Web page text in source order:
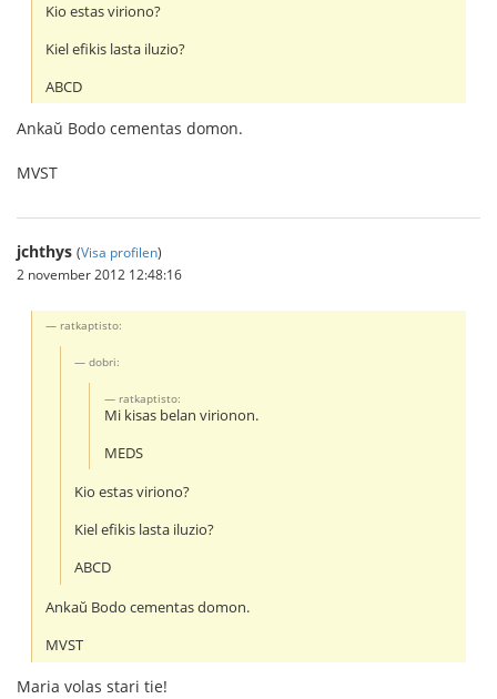
Kio estas viriono?
Kiel efikis lasta iluzio?
ABCD
Ankaŭ Bodo cementas domon.
MVST
jchthys (Visa profilen)
2 november 2012 12:48:16
ratkaptisto:
dobri:
ratkaptisto:
Mi kisas belan virionon.
MEDS
Kio estas viriono?
Kiel efikis lasta iluzio?
ABCD
Ankaŭ Bodo cementas domon.
MVST
Maria volas stari tie!